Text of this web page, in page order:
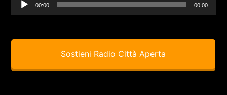
00:00 00:00
Sostieni Radio Città Aperta